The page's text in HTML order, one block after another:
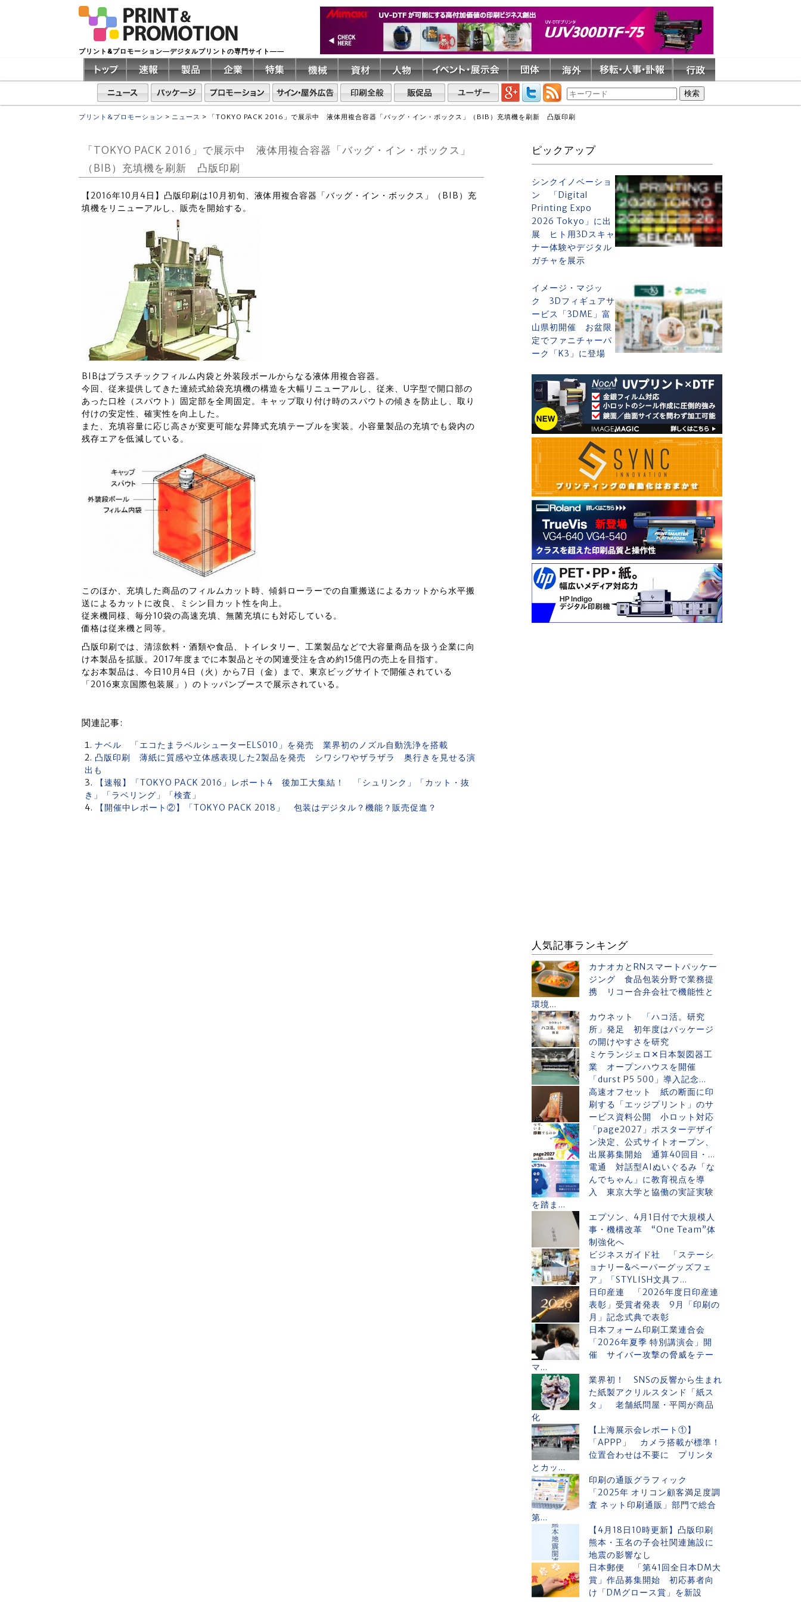
プリント&プロモーション―デジタルプリントの専門サイト――
プリント&プロモーション > ニュース > 「TOKYO PACK 2016」で展示中 液体用複合容器「バッグ・イン・ボックス」（BIB）充填機を刷新 凸版印刷
「TOKYO PACK 2016」で展示中 液体用複合容器「バッグ・イン・ボックス」
（BIB）充填機を刷新 凸版印刷
【2016年10月4日】凸版印刷は10月初旬、液体用複合容器「バッグ・イン・ボックス」（BIB）充
填機をリニューアルし、販売を開始する。
BIBはプラスチックフィルム内袋と外装段ボールからなる液体用複合容器。
今回、従来提供してきた連続式給袋充填機の構造を大幅リニューアルし、従来、U字型で開口部の
あった口栓（スパウト）固定部を全周固定。キャップ取り付け時のスパウトの傾きを防止し、取り
付けの安定性、確実性を向上した。
また、充填容量に応じ高さが変更可能な昇降式充填テーブルを実装。小容量製品の充填でも袋内の
残存エアを低減している。
このほか、充填した商品のフィルムカット時、傾斜ローラーでの自重搬送によるカットから水平搬
送によるカットに改良、ミシン目カット性を向上。
従来機同様、毎分10袋の高速充填、無菌充填にも対応している。
価格は従来機と同等。
凸版印刷では、清涼飲料・酒類や食品、トイレタリー、工業製品などで大容量商品を扱う企業に向
け本製品を拡販。2017年度までに本製品とその関連受注を含め約15億円の売上を目指す。
なお本製品は、今日10月4日（火）から7日（金）まで、東京ビッグサイトで開催されている
「2016東京国際包装展」）のトッパンブースで展示されている。
関連記事:
ナベル 「エコたまラベルシューターELS010」を発売 業界初のノズル自動洗浄を搭載
凸版印刷 薄紙に質感や立体感表現した2製品を発売 シワシワやザラザラ 奥行きを見せる演
出も
【速報】「TOKYO PACK 2016」レポート4 後加工大集結！ 「シュリンク」「カット・抜
き」「ラベリング」「検査」
【開催中レポート②】「TOKYO PACK 2018」 包装はデジタル？機能？販売促進？
ピックアップ
シンクイノベーショ
ン 「Digital
Printing Expo
2026 Tokyo」に出
展 ヒト用3Dスキャ
ナー体験やデジタル
ガチャを展示
イメージ・マジッ
ク 3Dフィギュアサ
ービス「3DME」富
山県初開催 お盆限
定でファニチャーパ
ーク「K3」に登場
人気記事ランキング
カナオカとRNスマートパッケー
ジング 食品包装分野で業務提
携 リコー合弁会社で機能性と
環境...
カウネット 「ハコ活。研究
所」発足 初年度はパッケージ
の開けやすさを研究
ミケランジェロ✕日本製図器工
業 オープンハウスを開催
「durst P5 500」導入記念...
高速オフセット 紙の断面に印
刷する「エッジプリント」のサ
ービス資料公開 小ロット対応
「page2027」ポスターデザイ
ン決定、公式サイトオープン、
出展募集開始 通算40回目・...
電通 対話型AIぬいぐるみ「な
んでちゃん」に教育視点を導
入 東京大学と協働の実証実験
を踏ま...
エプソン、4月1日付で大規模人
事・機構改革 “One Team”体
制強化へ
ビジネスガイド社 「ステーシ
ョナリー&ペーパーグッズフェ
ア」「STYLISH文具フ...
日印産連 「2026年度日印産連
表彰」受賞者発表 9月「印刷の
月」記念式典で表彰
日本フォーム印刷工業連合会
「2026年夏季 特別講演会」開
催 サイバー攻撃の脅威をテー
マ...
業界初！ SNSの反響から生まれ
た紙製アクリルスタンド「紙ス
タ」 老舗紙問屋・平岡が商品
化
【上海展示会レポート①】
「APPP」 カメラ搭載が標準！
位置合わせは不要に プリンタ
とカッ...
印刷の通販グラフィック
「2025年 オリコン顧客満足度調
査 ネット印刷通販」部門で総合
第...
【4月18日10時更新】凸版印刷
熊本・玉名の子会社関連施設に
地震の影響なし
日本郵便 「第41回全日本DM大
賞」作品募集開始 初応募者向
け「DMグロース賞」を新設